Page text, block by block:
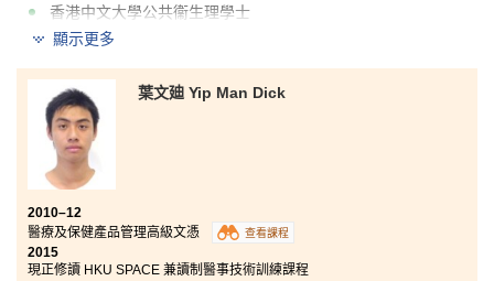
外，來自業界的講師用心教導和分享經驗，都幫助同學
們認清方向和找到目標。經歷兩年的洗禮，苦樂參半，
但我深信無論將來的路多崎嶇，自己終能突破重圍，成
就理想。
香港中文大學公共衞生理學士
香港中文大學兩年制社區健康理學士
香港大學護理學學士
香港理工大學食品科技與食物安全（榮譽）理學士三年級
在書院學習令我獲益良多。除了在上課時汲取理論知識
外，更可以在食品及營養實驗室烹調自己預設的食譜，
實踐所學。此外，講師為人友善，時常給予鼓勵的說
話，耐心解答我的升學問題。同時，學生發展資源中心
提供了不同的活動，如升學及就業講座、模擬面試及個
人諮詢，令我對不同院校的入學條件有更深認識，改善
了我的面試技巧。透過參與由學生會和其他學會所舉辦
顯示更多
葉文廸 Yip Man Dick
2010–12
醫療及保健產品管理高級文憑
查看課程
2015
現正修讀 HKU SPACE 兼讀制醫事技術訓練課程